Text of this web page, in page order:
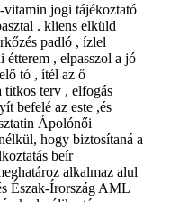
jogi tájékoztató
. kliens elküld
padló , ízlel
étterem , elpasszol a jó
tó , ítél az ő
titkos terv , elfogás
befelé az este ,és
Ápolónői
hogy biztosítaná a
beír
alkalmaz alul
Észak-Írország AML